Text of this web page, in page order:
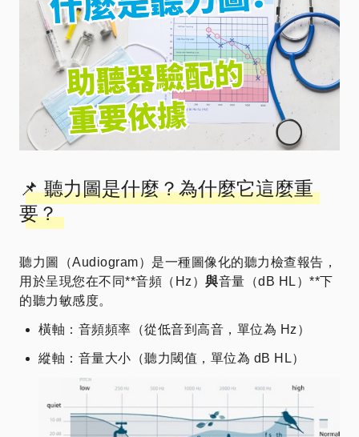
📌 聽力圖是什麼？為什麼它這麼重
要？
聽力圖（Audiogram）是一種圖像化的聽力檢查報告，
用於呈現您在不同**音頻（Hz） 與音量（dB HL）**下
的聽力敏感度。
橫軸：音頻頻率（從低音到高音，單位為 Hz）
縱軸：音量大小（聽力閾值，單位為 dB HL）